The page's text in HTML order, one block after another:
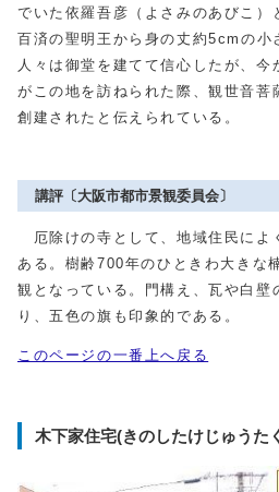
でいた依羅吾彦（よさみのあびこ）
百済の聖明王から身の丈約5cmの小
人々は御堂を建てて信心したが、
がこの地を訪ねられた際、観世音菩
創建されたと伝えられている。
講評〔大阪市都市景観委員会〕
厄除けの寺として、地域住民によ
ある。樹齢700年のひときわ大きな
観となっている。門構え、瓦や白壁
り、五色の旗も印象的である。
このページの一番上へ戻る
木下家住宅(きのしたけじゅうた